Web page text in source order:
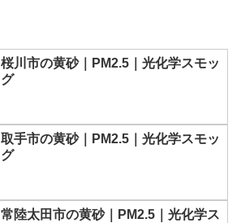
桜川市の黄砂｜PM2.5｜光化学スモッ
グ
取手市の黄砂｜PM2.5｜光化学スモッ
グ
常陸太田市の黄砂｜PM2.5｜光化学ス